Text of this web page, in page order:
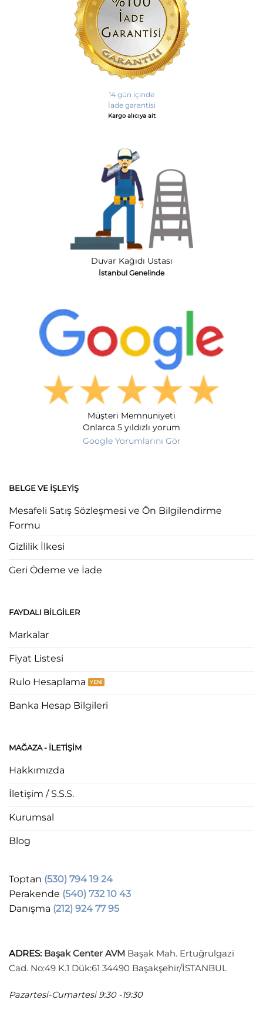
14 gün içinde
İade garantisi
Kargo alıcıya ait
Duvar Kağıdı Ustası
İstanbul Genelinde
Müşteri Memnuniyeti
Onlarca 5 yıldızlı yorum
Google Yorumlarını Gör
BELGE VE İŞLEYIŞ
Mesafeli Satış Sözleşmesi ve Ön Bilgilendirme
Formu
Gizlilik İlkesi
Geri Ödeme ve İade
FAYDALI BILGILER
Markalar
Fiyat Listesi
Rulo Hesaplama
Banka Hesap Bilgileri
MAĞAZA - ILETIŞIM
Hakkımızda
İletişim / S.S.S.
Kurumsal
Blog
Toptan (530) 794 19 24
Perakende (540) 732 10 43
Danışma (212) 924 77 95
ADRES: Başak Center AVM Başak Mah. Ertuğrulgazi
Cad. No:49 K.1 Dük:61 34490 Başakşehir/İSTANBUL
Pazartesi-Cumartesi 9:30 -19:30